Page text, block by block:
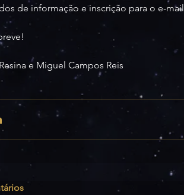
de informação e inscrição para o e-mail
e Miguel Campos Reis